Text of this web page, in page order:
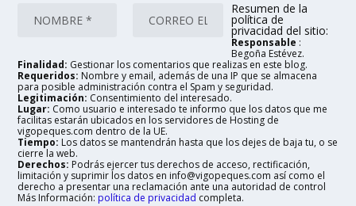
Resumen de la
política de
privacidad del sitio:
Responsable :
Begoña Estévez.
Finalidad: Gestionar los comentarios que realizas en este blog.
Requeridos: Nombre y email, además de una IP que se almacena
para posible administración contra el Spam y seguridad.
Legitimación: Consentimiento del interesado.
Lugar: Como usuario e interesado te informo que los datos que me
facilitas estarán ubicados en los servidores de Hosting de
vigopeques.com dentro de la UE.
Tiempo: Los datos se mantendrán hasta que los dejes de baja tu, o se
cierre la web.
Derechos: Podrás ejercer tus derechos de acceso, rectificación,
limitación y suprimir los datos en info@vigopeques.com así como el
derecho a presentar una reclamación ante una autoridad de control
Más Información: política de privacidad completa.